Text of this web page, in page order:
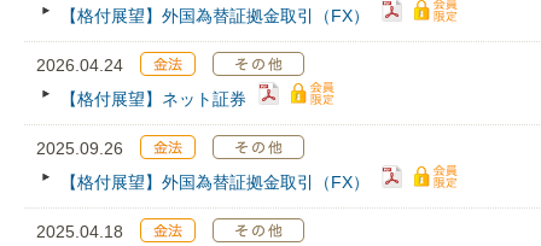
【格付展望】外国為替証拠金取引（FX）
2026.04.24
【格付展望】ネット証券
2025.09.26
【格付展望】外国為替証拠金取引（FX）
2025.04.18